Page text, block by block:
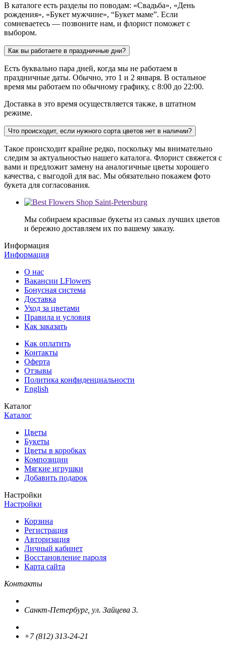
В каталоге есть разделы по поводам: «Свадьба», «День
рождения», «Букет мужчине», “Букет маме”. Если
сомневаетесь — позвоните нам, и флорист поможет с
выбором.
Как вы работаете в праздничные дни?
Есть буквально пара дней, когда мы не работаем в
праздничные даты. Обычно, это 1 и 2 января. В остальное
время мы работаем по обычному графику, с 8:00 до 22:00.
Доставка в это время осуществляется также, в штатном
режиме.
Что происходит, если нужного сорта цветов нет в наличии?
Такое происходит крайне редко, поскольку мы внимательно
следим за актуальностью нашего каталога. Флорист свяжется с
вами и предложит замену на аналогичные цветы хорошего
качества, с выгодой для вас. Мы обязательно покажем фото
букета для согласования.
Мы собираем красивые букеты из самых лучших цветов
и бережно доставляем их по вашему заказу.
Информация
Информация
О нас
Вакансии LFlowers
Бонусная система
Доставка
Уход за цветами
Правила и условия
Как заказать
Как оплатить
Контакты
Оферта
Отзывы
Политика конфиденциальности
English
Каталог
Каталог
Цветы
Букеты
Цветы в коробках
Композиции
Мягкие игрушки
Добавить подарок
Настройки
Настройки
Корзина
Регистрация
Авторизация
Личный кабинет
Восстановление пароля
Карта сайта
Контакты
Санкт-Петербург, ул. Зайцева 3.
+7 (812) 313-24-21